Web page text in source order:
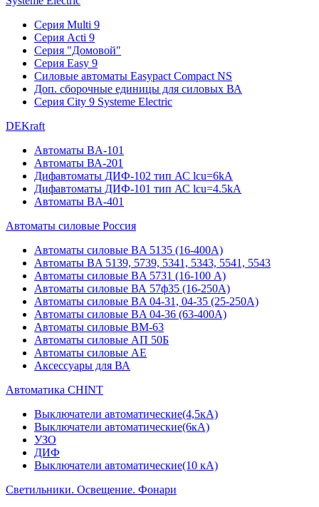
Серия Multi 9
Серия Acti 9
Серия "Домовой"
Серия Easy 9
Силовые автоматы Easypact Compact NS
Доп. сборочные единицы для силовых ВА
Серия City 9 Systeme Electric
DEKraft
Автоматы BA-101
Автоматы ВА-201
Дифавтоматы ДИФ-102 тип АС lcu=6kA
Дифавтоматы ДИФ-101 тип АС lcu=4.5kA
Автоматы BA-401
Автоматы силовые Россия
Автоматы силовые BA 5135 (16-400А)
Автоматы BA 5139, 5739, 5341, 5343, 5541, 5543
Автоматы силовые BA 5731 (16-100 А)
Автоматы силовые ВА 57ф35 (16-250А)
Автоматы силовые BA 04-31, 04-35 (25-250А)
Автоматы силовые BA 04-36 (63-400А)
Автоматы силовые ВМ-63
Автоматы силовые АП 50Б
Автоматы силовые АЕ
Аксессуары для ВА
Автоматика CHINT
Выключатели автоматические(4,5кА)
Выключатели автоматические(6кА)
УЗО
ДИФ
Выключатели автоматические(10 кА)
Светильники. Освещение. Фонари